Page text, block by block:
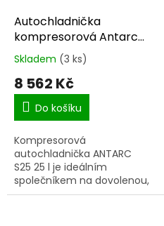
Autochladnička
kompresorová Antarc
S25 12/24V 25l
Průměrné
produktu
5,0
5
hvězdiček.
Skladem (3 ks)
8 562 Kč
Do košíku
Kompresorová
autochladnička ANTARC
S25 25 l je ideálním
společníkem na dovolenou,
do karavanu, na ryby i